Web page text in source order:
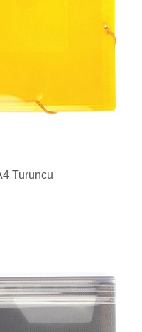
Turuncu